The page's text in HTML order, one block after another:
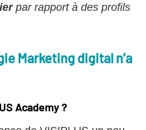
par rapport à des profils
Marketing digital n’a
Academy ?